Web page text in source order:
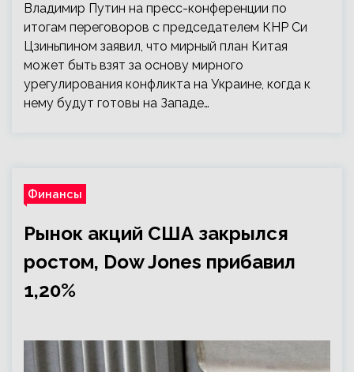
Владимир Путин на пресс-конференции по
итогам переговоров с председателем КНР Си
Цзиньпином заявил, что мирный план Китая
может быть взят за основу мирного
урегулирования конфликта на Украине, когда к
нему будут готовы на Западе…
Финансы
Рынок акций США закрылся
ростом, Dow Jones прибавил
1,20%